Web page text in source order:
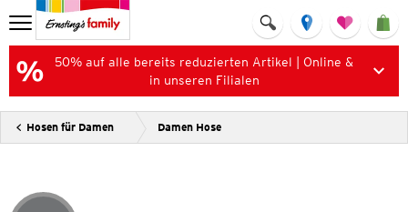
50% auf alle bereits reduzierten Artikel | Online &
in unseren Filialen
Hosen für Damen Damen Hose